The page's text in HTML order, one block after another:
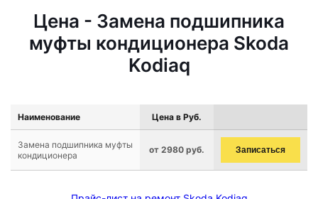
Цена - Замена подшипника
муфты кондиционера Skoda
Kodiaq
Наименование Цена в Руб.
Замена подшипника муфты
кондиционера
от 2980 руб. Записаться